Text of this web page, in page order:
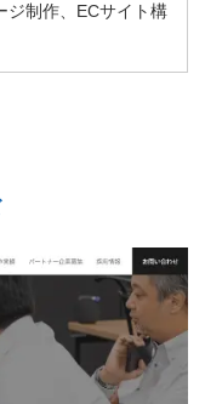
ジ制作、ECサイト構